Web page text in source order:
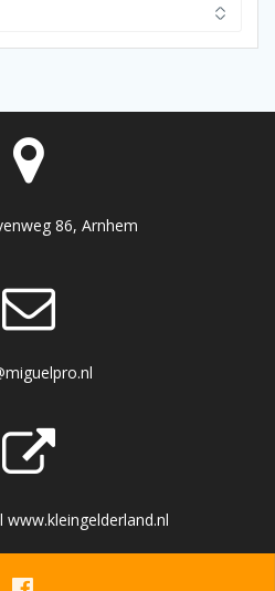
86, Arnhem
www.kleingelderland.nl